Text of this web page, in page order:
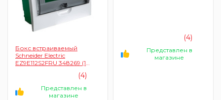
Бокс встраиваемый
Schneider Electric
EZ9E112S2FRU 348269 (1
(4)
Представлен в
магазине
(4)
Представлен в
магазине